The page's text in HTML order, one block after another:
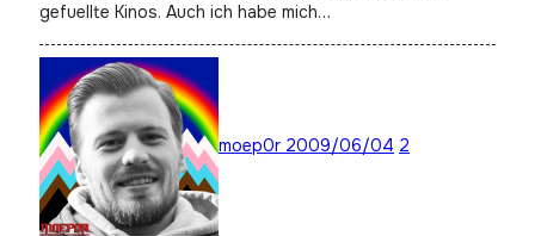
gefuellte Kinos. Auch ich habe mich…
moep0r 2009/06/04 2